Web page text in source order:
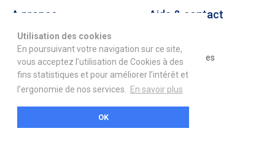
Utilisation des cookies
En poursuivant votre navigation sur ce site,
vous acceptez l’utilisation de Cookies à des
fins statistiques et pour améliorer l’intérêt et
l’ergonomie de nos services.
En savoir plus
OK
A propos
La marketplace
Devenez partenaire
Aide & contact
Mentions légales
Nous contacter
21 boulevard Haussmann